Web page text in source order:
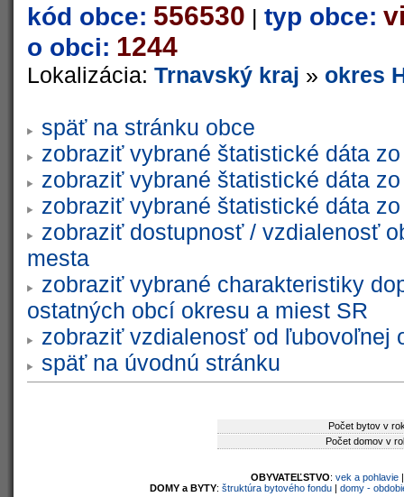
kód obce: 556530 | typ obce:
o obci: 1244
Lokalizácia: Trnavský kraj » okres
späť na stránku obce
zobraziť vybrané štatistické dáta
zobraziť vybrané štatistické dáta
zobraziť vybrané štatistické dáta
zobraziť dostupnosť / vzdialenosť
mesta
zobraziť vybrané charakteristiky
ostatných obcí okresu a miest SR
zobraziť vzdialenosť od ľubovoľnej
späť na úvodnú stránku
Počet bytov v
Počet domov v
OBYVATEĽSTVO: vek a pohlavie
DOMY a BYTY: štruktúra bytového fondu| domy -